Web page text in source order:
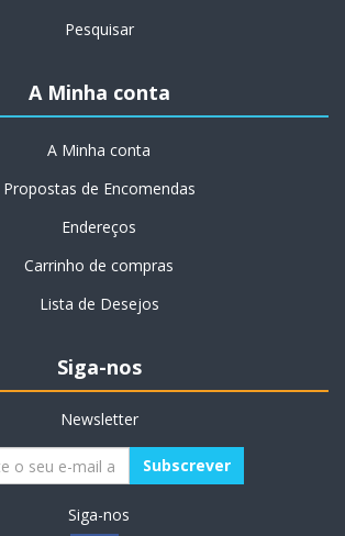
Pesquisar
A Minha conta
A Minha conta
Propostas de Encomendas
Endereços
Carrinho de compras
Lista de Desejos
Siga-nos
Newsletter
Siga-nos